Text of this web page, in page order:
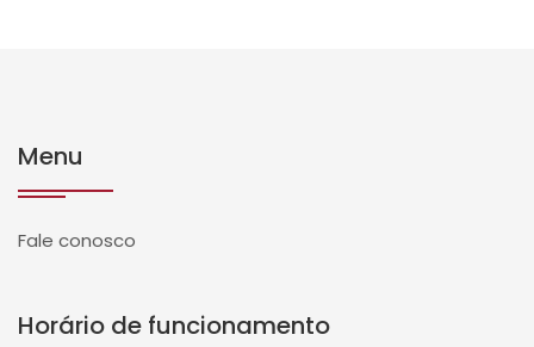
Menu
Fale conosco
Horário de funcionamento